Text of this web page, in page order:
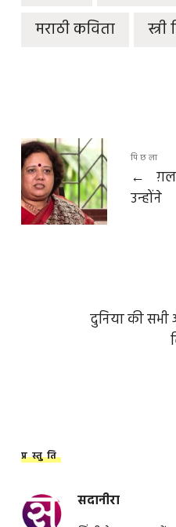
मराठी कविता
पिछला
←
उन्होंने
दुनिया की
प्रस्तुति
सदानीरा